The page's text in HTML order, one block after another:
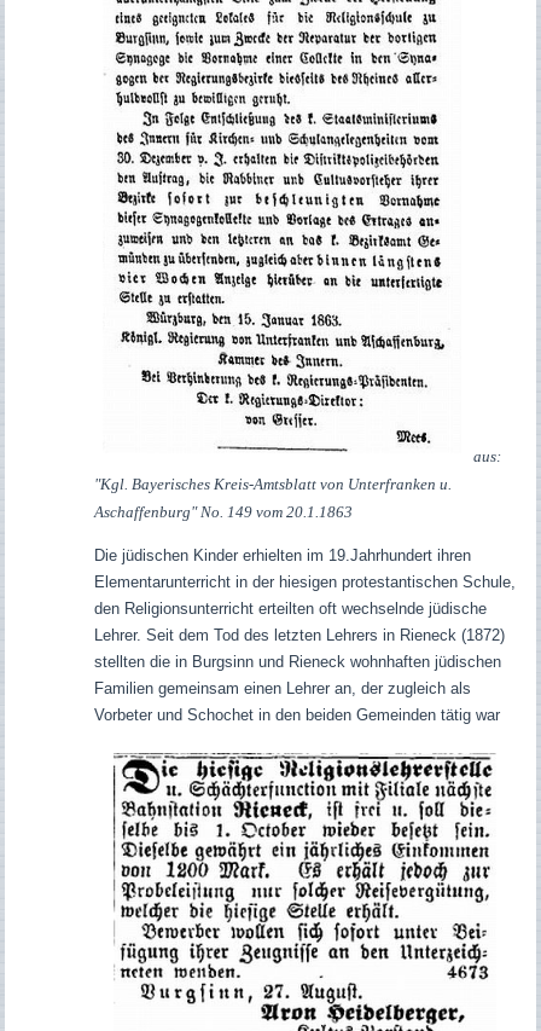
aus:
"Kgl. Bayerisches Kreis-Amtsblatt von Unterfranken u.
Aschaffenburg" No. 149 vom 20.1.1863
Die jüdischen Kinder erhielten im 19.Jahrhundert ihren
Elementarunterricht in der hiesigen protestantischen Schule,
den Religionsunterricht erteilten oft wechselnde jüdische
Lehrer. Seit dem Tod des letzten Lehrers in Rieneck (1872)
stellten die in Burgsinn und Rieneck wohnhaften jüdischen
Familien gemeinsam einen Lehrer an, der zugleich als
Vorbeter und Schochet in den beiden Gemeinden tätig war